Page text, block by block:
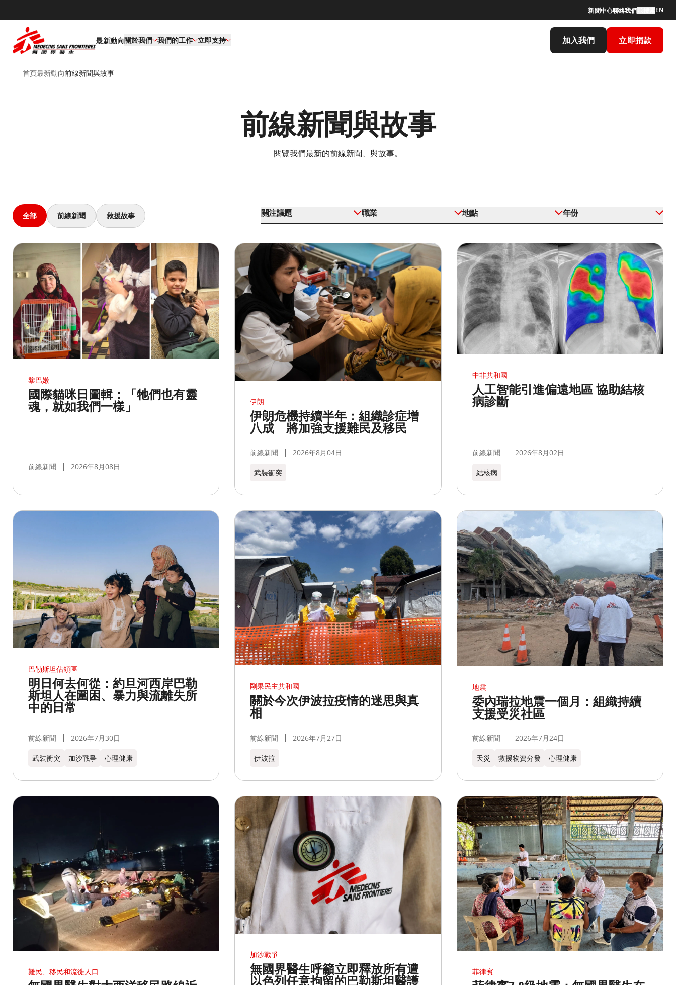
新聞中心聯絡我們 EN
最新動向關於我們 我們的工作​ 立即支持 加入我們 立即捐款
首頁最新動向前線新聞與故事
前線新聞與故事
閱覽我們最新的前線新聞、與故事。
全部 前線新聞 救援故事 關注議題 職業 地點 年份
黎巴嫩​
國際貓咪日圖輯：「牠們也有靈
魂，就如我們一樣」
前線新聞 2026年8月08日
伊朗
伊朗危機持續半年：組織診症增
八成 將加強支援難民及移民
前線新聞 2026年8月04日
武裝衝突
中非共和國
人工智能引進偏遠地區 協助結核
病診斷
前線新聞 2026年8月02日
結核病
巴勒斯坦佔領區
明日何去何從：約旦河西岸巴勒
斯坦人在圍困、暴力與流離失所
中的日常
前線新聞 2026年7月30日
武裝衝突 加沙戰爭 心理健康
剛果民主共和國
關於今次伊波拉疫情的迷思與真
相
前線新聞 2026年7月27日
伊波拉
地震
委內瑞拉地震一個月：組織持續
支援受災社區
前線新聞 2026年7月24日
天災 救援物資分發 心理健康
難民、移民和流徙人口
加沙戰爭
無國界醫生呼籲立即釋放所有遭
以色列任意拘留的巴勒斯坦醫護
菲律賓